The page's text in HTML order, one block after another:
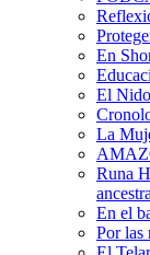
En
El
La
Runa
En el
Por las